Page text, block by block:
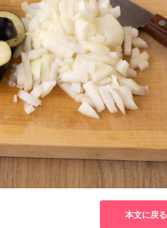
本文に戻る